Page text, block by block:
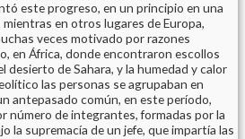
este progreso, en un principio en una
mientras en otros lugares de Europa,
veces motivado por razones
en África, donde encontraron escollos
desierto de Sahara, y la humedad y calor
las personas se agrupaban en
antepasado común, en este período,
número de integrantes, formadas por la
la supremacía de un jefe, que impartía las